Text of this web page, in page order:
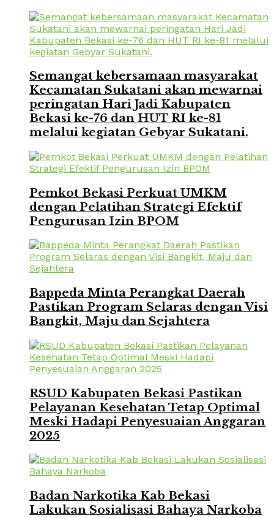
Semangat kebersamaan masyarakat
Kecamatan Sukatani akan mewarnai
peringatan Hari Jadi Kabupaten
Bekasi ke-76 dan HUT RI ke-81
melalui kegiatan Gebyar Sukatani.
Pemkot Bekasi Perkuat UMKM
dengan Pelatihan Strategi Efektif
Pengurusan Izin BPOM
Bappeda Minta Perangkat Daerah
Pastikan Program Selaras dengan Visi
Bangkit, Maju dan Sejahtera
RSUD Kabupaten Bekasi Pastikan
Pelayanan Kesehatan Tetap Optimal
Meski Hadapi Penyesuaian Anggaran
2025
Badan Narkotika Kab Bekasi
Lakukan Sosialisasi Bahaya Narkoba